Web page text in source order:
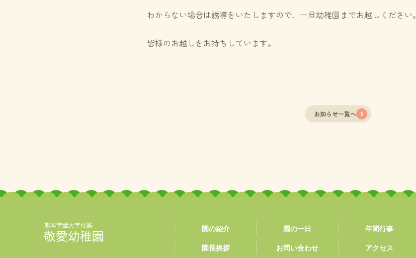
わからない場合は誘導をいたしますので、一旦幼稚園までお越しください。
皆様のお越しをお持ちしています。
お知らせ一覧へ
熊本学園大学付属敬愛幼稚園
園の紹介 園の一日 年間行事
園長挨拶 お問い合わせ アクセス